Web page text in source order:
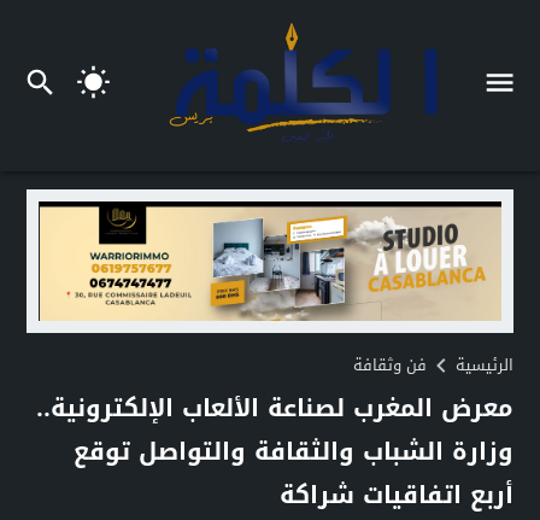
الرئيسية فن وثقافة
معرض المغرب لصناعة الألعاب الإلكترونية..
وزارة الشباب والثقافة والتواصل توقع
أربع اتفاقيات شراكة